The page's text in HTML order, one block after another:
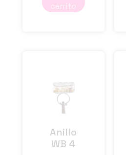
carrito
Anillo
WB 4